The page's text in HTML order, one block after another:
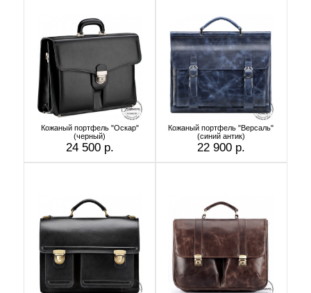
Кожаный портфель "Оскар"
(черный)
24 500 р.
Кожаный портфель "Версаль"
(cиний антик)
22 900 р.